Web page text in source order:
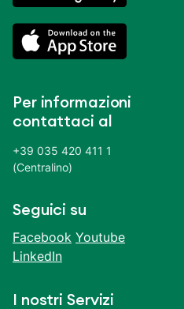
Per informazioni
contattaci al
+39 035 420 411 1
(Centralino)
Seguici su
Facebook Youtube
LinkedIn
I nostri Servizi